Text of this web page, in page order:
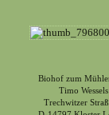
Biohof zum
Timo Wessels
Trechwitzer